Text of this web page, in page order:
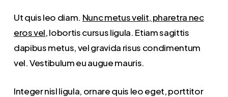
Ut quis leo diam. Nunc metus velit, pharetra nec
eros vel, lobortis cursus ligula. Etiam sagittis
dapibus metus, vel gravida risus condimentum
vel. Vestibulum eu augue mauris.
Integer nisl ligula, ornare quis leo eget, porttitor